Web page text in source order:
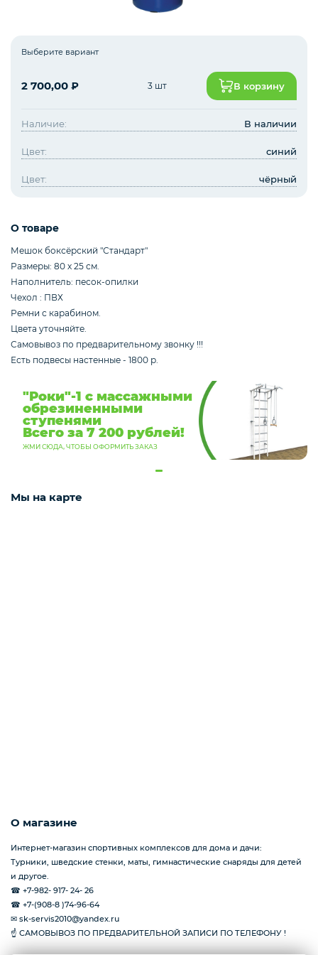
Запчасти и дополнительное оборудование
Товары для бокса
Кольцо баскетбольное
Выберите вариант
2 700,00 ₽ 3 шт В корзину
Наличие: В наличии
Цвет: синий
Цвет: чёрный
О товаре
Мешок боксёрский "Стандарт"
Размеры: 80 х 25 см.
Наполнитель: песок-опилки
Чехол : ПВХ
Ремни с карабином.
Цвета уточняйте.
Самовывоз по предварительному звонку !!!
Есть подвесы настенные - 1800 р.
"Роки"-1 с массажными
обрезиненными
ступенями
Всего за 7 200 рублей!
ЖМИ СЮДА, ЧТОБЫ ОФОРМИТЬ ЗАКАЗ
Мы на карте
О магазине
Интернет-магазин спортивных комплексов для дома и дачи:
Турники, шведские стенки, маты, гимнастические снаряды для детей
и другое.
☎ +7-982- 917- 24- 26
☎ +7-(908-8 )74-96-64
✉ sk-servis2010@yandex.ru
☝ САМОВЫВОЗ ПО ПРЕДВАРИТЕЛЬНОЙ ЗАПИСИ ПО ТЕЛЕФОНУ !